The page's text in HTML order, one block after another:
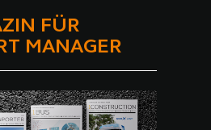
FÜR
MANAGER